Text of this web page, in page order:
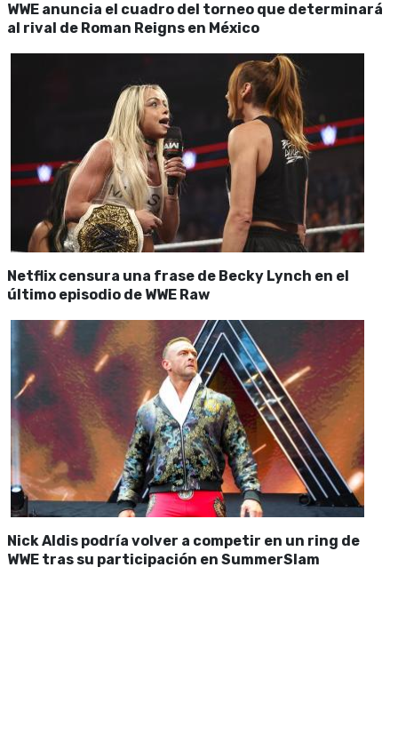
WWE anuncia el cuadro del torneo que determinará
al rival de Roman Reigns en México
Netflix censura una frase de Becky Lynch en el
último episodio de WWE Raw
Nick Aldis podría volver a competir en un ring de
WWE tras su participación en SummerSlam